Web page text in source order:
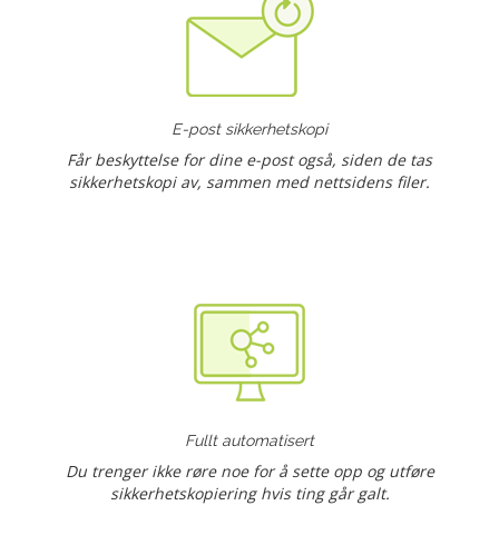
E-post sikkerhetskopi
Får beskyttelse for dine e-post også, siden de tas
sikkerhetskopi av, sammen med nettsidens filer.
Fullt automatisert
Du trenger ikke røre noe for å sette opp og utføre
sikkerhetskopiering hvis ting går galt.